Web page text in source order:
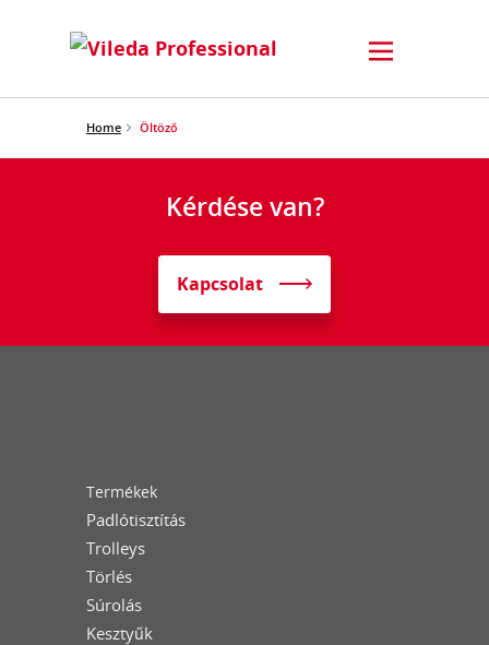
Home Öltöző
Kérdése van?
Kapcsolat
Termékek
Padlótisztítás
Trolleys
Törlés
Súrolás
Kesztyűk